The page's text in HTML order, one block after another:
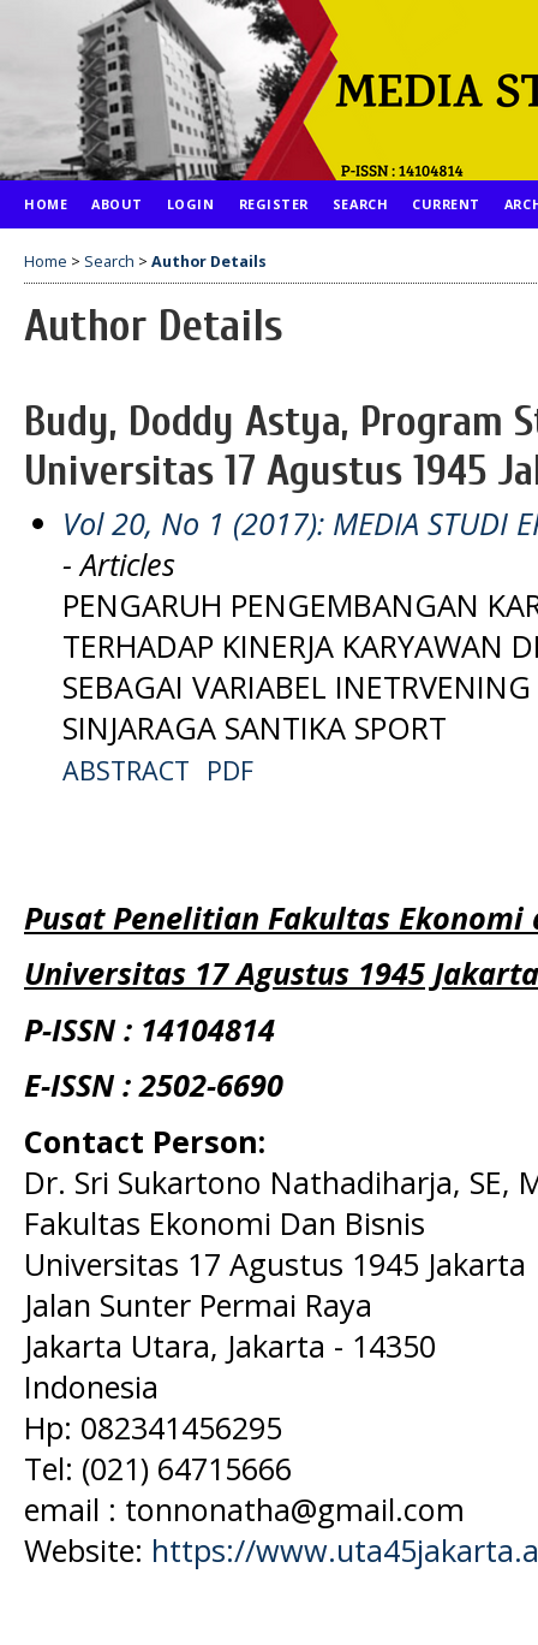
HOME ABOUT LOGIN REGISTER SEARCH CURRENT
Home > Search > Author Details
Author Details
Budy, Doddy Astya, Program
Universitas 17 Agustus 1945
Vol 20, No 1 (2017): MEDIA STUDI
- Articles
PENGARUH PENGEMBANGAN
TERHADAP KINERJA KARYAWAN
SEBAGAI VARIABEL
SINJARAGA SANTIKA SPORT
ABSTRACT PDF
Pusat Penelitian Fakultas Ekonomi
Universitas 17 Agustus 1945 Jakarta
P-ISSN : 14104814
E-ISSN : 2502-6690
Contact Person:
Dr. Sri Sukartono Nathadiharja, SE,
Fakultas Ekonomi Dan Bisnis
Universitas 17 Agustus 1945 Jakarta
Jalan Sunter Permai Raya
Jakarta Utara, Jakarta - 14350
Indonesia
Hp: 082341456295
Tel: (021) 64715666
email : tonnonatha@gmail.com
Website: https://